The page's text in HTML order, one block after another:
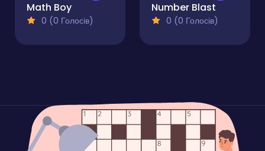
Math Boy
0 (0 Голосів)
Number Blast
0 (0 Голосів)